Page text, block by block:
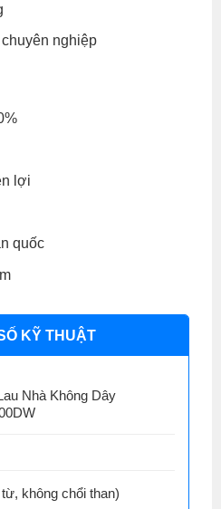
nghiệp
lợi
quốc
KỸ THUẬT
Nhà Không Dây
không chổi than)